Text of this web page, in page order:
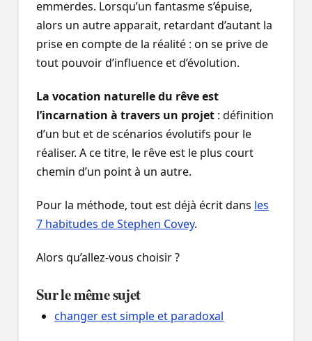
emmerdes. Lorsqu’un fantasme s’épuise,
alors un autre apparait, retardant d’autant la
prise en compte de la réalité : on se prive de
tout pouvoir d’influence et d’évolution.
La vocation naturelle du rêve est
l’incarnation à travers un projet: définition
d’un but et de scénarios évolutifs pour le
réaliser. A ce titre, le rêve est le plus court
chemin d’un point à un autre.
Pour la méthode, tout est déjà écrit dans les
7 habitudes de Stephen Covey.
Alors qu’allez-vous choisir ?
Sur le même sujet
changer est simple et paradoxal